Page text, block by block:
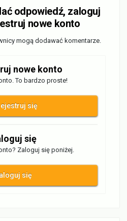
odpowiedź, zaloguj
nowe konto
mogą dodawać komentarze.
nowe konto
To bardzo proste!
się
się
Zaloguj się poniżej.
się